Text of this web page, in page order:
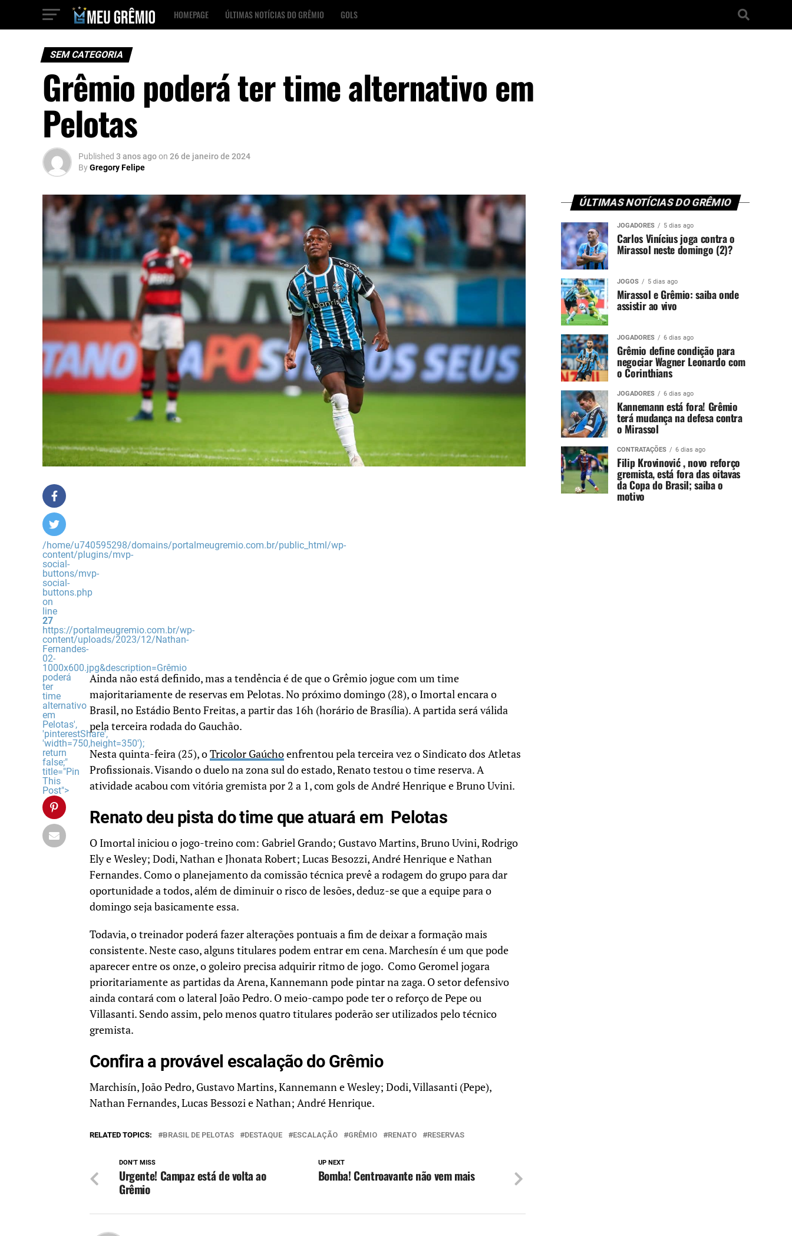
HOMEPAGE ÚLTIMAS NOTÍCIAS DO GRÊMIO GOLS
SEM CATEGORIA
Grêmio poderá ter time alternativo em
Pelotas
Published 3 anos agoon 26 de janeiro de 2024
ByGregory Felipe
/home/u740595298/domains/portalmeugremio.com.br/public_html/wp-
content/plugins/mvp-
social-
buttons/mvp-
social-
buttons.php
on
line
27
https://portalmeugremio.com.br/wp-
content/uploads/2023/12/Nathan-
Fernandes-
02-
1000x600.jpg&description=Grêmio
poderá
ter
time
alternativo
em
Pelotas',
'pinterestShare',
'width=750,height=350');
return
false;"
title="Pin
This
Post">
Ainda não está definido, mas a tendência é de que o Grêmio jogue com um time
majoritariamente de reservas em Pelotas. No próximo domingo (28), o Imortal encara o
Brasil, no Estádio Bento Freitas, a partir das 16h (horário de Brasília). A partida será válida
pela terceira rodada do Gauchão.
Nesta quinta-feira (25), oTricolor Gaúchoenfrentou pela terceira vez o Sindicato dos Atletas
Profissionais. Visando o duelo na zona sul do estado, Renato testou o time reserva. A
atividade acabou com vitória gremista por 2 a 1, com gols de André Henrique e Bruno Uvini.
Renato deu pista do time que atuará em Pelotas
O Imortal iniciou o jogo-treino com: Gabriel Grando; Gustavo Martins, Bruno Uvini, Rodrigo
Ely e Wesley; Dodi, Nathan e Jhonata Robert; Lucas Besozzi, André Henrique e Nathan
Fernandes. Como o planejamento da comissão técnica prevê a rodagem do grupo para dar
oportunidade a todos, além de diminuir o risco de lesões, deduz-se que a equipe para o
domingo seja basicamente essa.
Todavia, o treinador poderá fazer alterações pontuais a fim de deixar a formação mais
consistente. Neste caso, alguns titulares podem entrar em cena. Marchesín é um que pode
aparecer entre os onze, o goleiro precisa adquirir ritmo de jogo. Como Geromel jogara
prioritariamente as partidas da Arena, Kannemann pode pintar na zaga. O setor defensivo
ainda contará com o lateral João Pedro. O meio-campo pode ter o reforço de Pepe ou
Villasanti. Sendo assim, pelo menos quatro titulares poderão ser utilizados pelo técnico
gremista.
Confira a provável escalação do Grêmio
Marchisín, João Pedro, Gustavo Martins, Kannemann e Wesley; Dodi, Villasanti (Pepe),
Nathan Fernandes, Lucas Bessozi e Nathan; André Henrique.
RELATED TOPICS: BRASIL DE PELOTAS DESTAQUE ESCALAÇÃO GRÊMIO RENATO RESERVAS
UP NEXT
Bomba! Centroavante não vem mais
DON'T MISS
Urgente! Campaz está de volta ao
Grêmio
ÚLTIMAS NOTÍCIAS DO GRÊMIO
JOGADORES 5 dias ago
Carlos Vinícius joga contra o
Mirassol neste domingo (2)?
JOGOS 5 dias ago
Mirassol e Grêmio: saiba onde
assistir ao vivo
JOGADORES 6 dias ago
Grêmio define condição para
negociar Wagner Leonardo com
o Corinthians
JOGADORES 6 dias ago
Kannemann está fora! Grêmio
terá mudança na defesa contra
o Mirassol
CONTRATAÇÕES 6 dias ago
Filip Krovinović , novo reforço
gremista, está fora das oitavas
da Copa do Brasil; saiba o
motivo